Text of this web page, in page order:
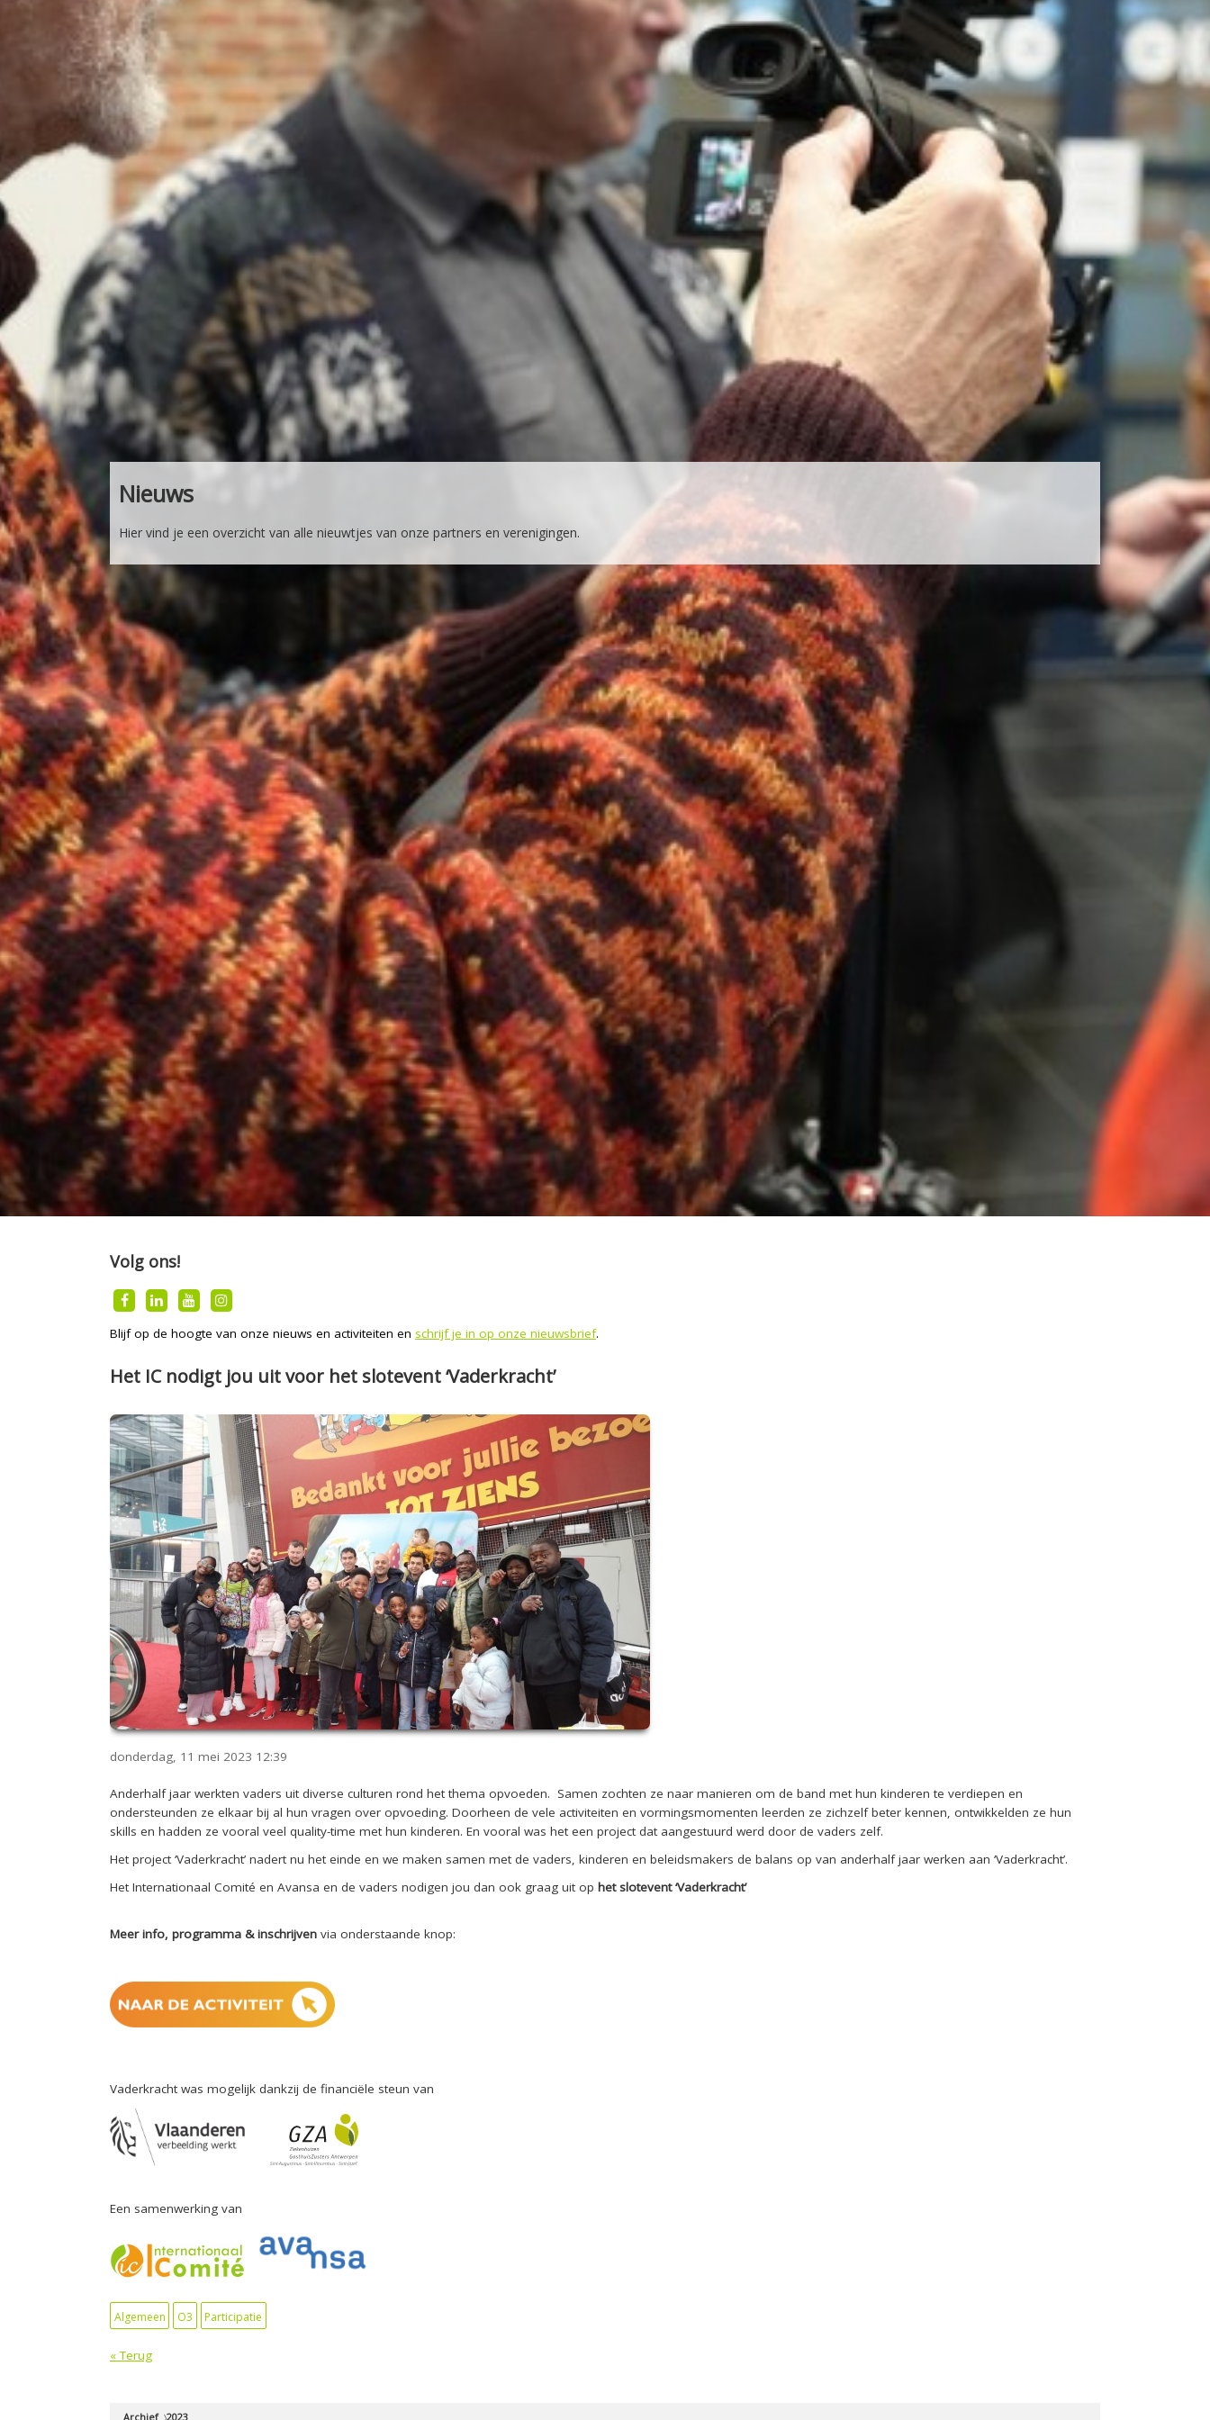
Nieuws
Hier vind je een overzicht van alle nieuwtjes van onze partners en verenigingen.
Volg ons!
Blijf op de hoogte van onze nieuws en activiteiten en schrijf je in op onze nieuwsbrief.
Het IC nodigt jou uit voor het slotevent ‘Vaderkracht’
donderdag, 11 mei 2023 12:39
Anderhalf jaar werkten vaders uit diverse culturen rond het thema opvoeden. Samen zochten ze naar manieren om de band met hun kinderen te verdiepen en
ondersteunden ze elkaar bij al hun vragen over opvoeding. Doorheen de vele activiteiten en vormingsmomenten leerden ze zichzelf beter kennen, ontwikkelden ze hun
skills en hadden ze vooral veel quality-time met hun kinderen. En vooral was het een project dat aangestuurd werd door de vaders zelf.
Het project ‘Vaderkracht’ nadert nu het einde en we maken samen met de vaders, kinderen en beleidsmakers de balans op van anderhalf jaar werken aan ‘Vaderkracht’.
Het Internationaal Comité en Avansa en de vaders nodigen jou dan ook graag uit op het slotevent ‘Vaderkracht’
Meer info, programma & inschrijven via onderstaande knop:
Vaderkracht was mogelijk dankzij de financiële steun van
Een samenwerking van
Algemeen O3 Participatie
« Terug
Archief 2023